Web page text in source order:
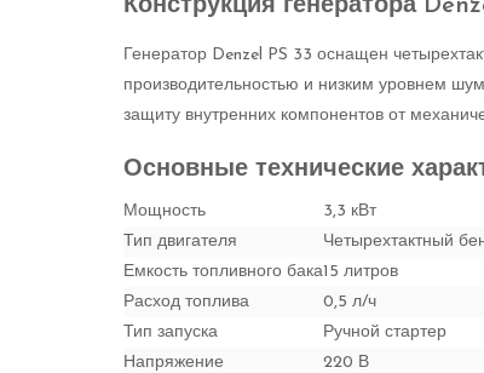
Конструкция генератора
Генератор Denzel PS 33 оснащен
производительностью и низким уровнем
защиту внутренних компонентов от
Основные технические
Мощность
3,3 кВт
Тип двигателя
Четырехтактный
Емкость топливного бака15 литров
Расход топлива
0,5 л/ч
Тип запуска
Ручной стартер
Напряжение
220 В